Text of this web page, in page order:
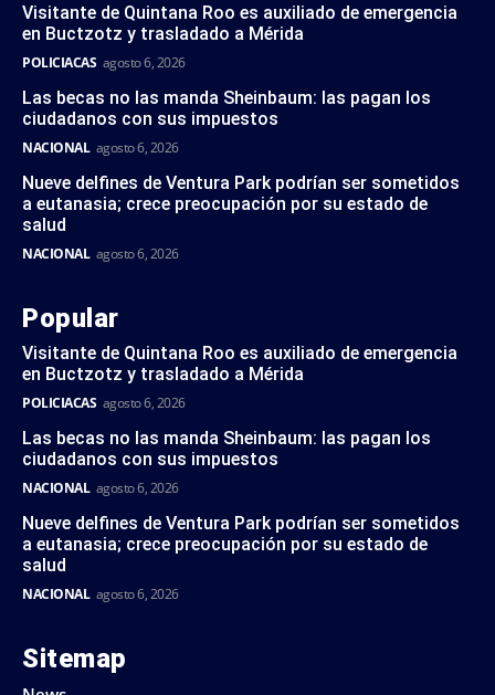
Visitante de Quintana Roo es auxiliado de emergencia
en Buctzotz y trasladado a Mérida
POLICIACAS agosto 6, 2026
Las becas no las manda Sheinbaum: las pagan los
ciudadanos con sus impuestos
NACIONAL agosto 6, 2026
Nueve delfines de Ventura Park podrían ser sometidos
a eutanasia; crece preocupación por su estado de
salud
NACIONAL agosto 6, 2026
Popular
Visitante de Quintana Roo es auxiliado de emergencia
en Buctzotz y trasladado a Mérida
POLICIACAS agosto 6, 2026
Las becas no las manda Sheinbaum: las pagan los
ciudadanos con sus impuestos
NACIONAL agosto 6, 2026
Nueve delfines de Ventura Park podrían ser sometidos
a eutanasia; crece preocupación por su estado de
salud
NACIONAL agosto 6, 2026
Sitemap